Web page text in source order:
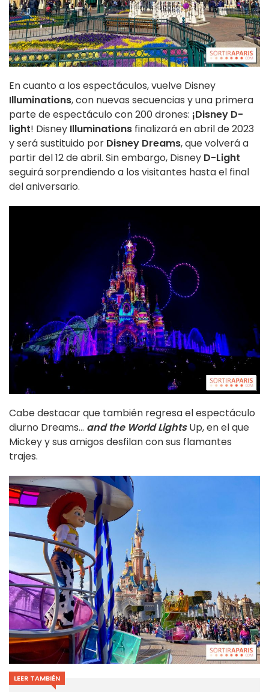
En cuanto a los espectáculos, vuelve Disney
Illuminations, con nuevas secuencias y una primera
parte de espectáculo con 200 drones: ¡Disney D-
light! Disney Illuminations finalizará en abril de 2023
y será sustituido por Disney Dreams, que volverá a
partir del 12 de abril. Sin embargo, Disney D-Light
seguirá sorprendiendo a los visitantes hasta el final
del aniversario.
Cabe destacar que también regresa el espectáculo
diurno Dreams... and the World LightsUp, en el que
Mickey y sus amigos desfilan con sus flamantes
trajes.
LEER TAMBIÉN